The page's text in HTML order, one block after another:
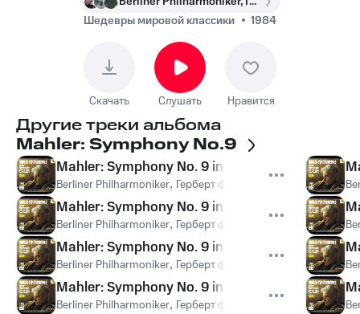
Symphony No. 9 In D /
4. Satz - Tempo I. Molto
adagio
Шедевры мировой классики
1984
Скачать Слушать Нравится
Другие треки альбома
Mahler: Symphony No.9
Mahler: Symphony No. 9 in D / 1. Satz - Andante
Berliner Philharmoniker, Герберт фон Караян Густав Малер
Mahler: Symphony No. 9 in D / 1. Satz - Etwas
Berliner Philharmoniker, Герберт фон Караян Густав Малер
Mahler: Symphony No. 9 in D / 1. Satz - (Horns)
Berliner Philharmoniker, Герберт фон Караян Густав Малер
Mahler: Symphony No. 9 in D / 1. Satz - Mit Wut.
Berliner Philharmoniker, Герберт фон Караян Густав Малер